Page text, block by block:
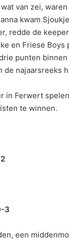
van zei,
kwam
redde de
en Friese
punten
najaarsreeks
in Ferwert
te winnen.
3
een